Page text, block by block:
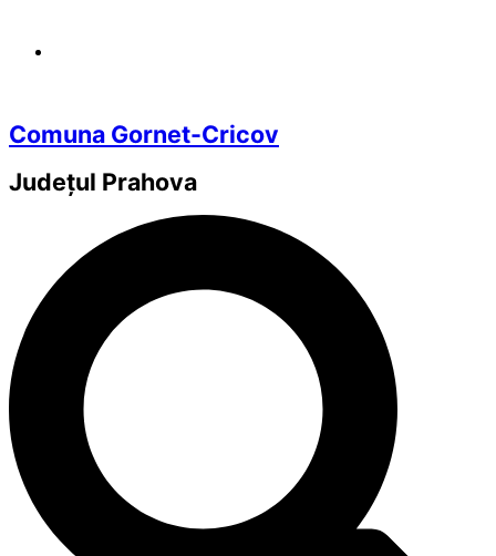
Comuna Gornet-Cricov
Județul Prahova